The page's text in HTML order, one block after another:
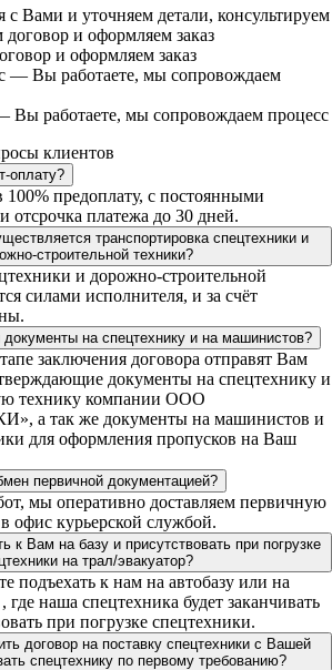
Вами и уточняем детали, консультируем
и оформляем заказ
Вы работаете, мы сопровождаем процесс
клиентов
оплату?
предоплату, с постоянными
отсрочка платежа до 30 дней.
транспортировка спецтехники и
строительной техники?
и дорожно-строительной
силами исполнителя, и за счёт
на спецтехнику и на машинистов?
заключения договора отправят Вам
документы на спецтехнику и
технику компании ООО
а так же документы на машинистов и
для оформления пропусков на Ваш
первичной документацией?
мы оперативно доставляем первичную
офис курьерской службой.
к Вам на базу и присутствовать при погрузке
на трал/эвакуатор?
подъехать к нам на автобазу или на
где наша спецтехника будет заканчивать
при погрузке спецтехники.
договор на поставку спецтехники с Вашей
спецтехнику по первому требованию?